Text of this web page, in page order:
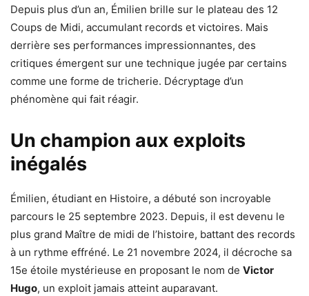
Depuis plus d’un an, Émilien brille sur le plateau des 12
Coups de Midi, accumulant records et victoires. Mais
derrière ses performances impressionnantes, des
critiques émergent sur une technique jugée par certains
comme une forme de tricherie. Décryptage d’un
phénomène qui fait réagir.
Un champion aux exploits
inégalés
Émilien, étudiant en Histoire, a débuté son incroyable
parcours le 25 septembre 2023. Depuis, il est devenu le
plus grand Maître de midi de l’histoire, battant des records
à un rythme effréné. Le 21 novembre 2024, il décroche sa
15e étoile mystérieuse en proposant le nom de Victor
Hugo, un exploit jamais atteint auparavant.